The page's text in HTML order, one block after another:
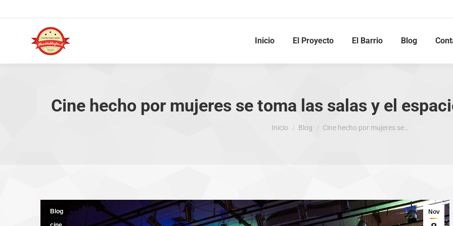
Inicio El Proyecto El Barrio Blog
Cine hecho por mujeres se toma las salas y el
Estás aquí:
Inicio Blog Cine hecho por mujeres se…
Nov
Blog